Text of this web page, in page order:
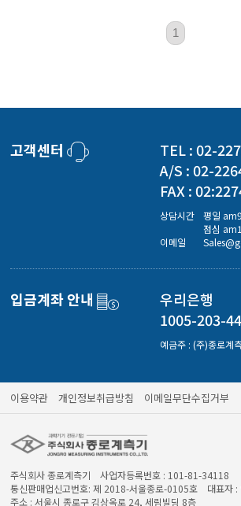
도계/물리/물성측정기
질기/원심분리기/초음파유량계/습식·건식가스메타
화상카메라
1
고객센터
TEL : 02-
A/S : 02-
FAX :
상담시간
평일
점심
이메일
입금계좌 안내
우리은행
1005-203-
예금주 : (주)종로계
이용약관 개인정보취급방침 이메일무단수집거부
주식회사 종로계측기 사업자등록번호 : 101-81-34118
통신판매업신고번호: 제 2018-서울종로-0105호 대표자 :
주소 : 서울시 종로구 김상옥로 24, 세림빌딩 8층